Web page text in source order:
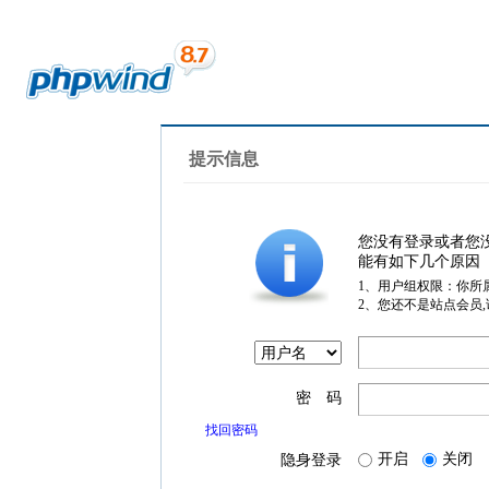
提示信息
您没有登录或者您
能有如下几个原因
1、用户组权限：你所
2、您还不是站点会员
密 码
找回密码
隐身登录 开启 关闭